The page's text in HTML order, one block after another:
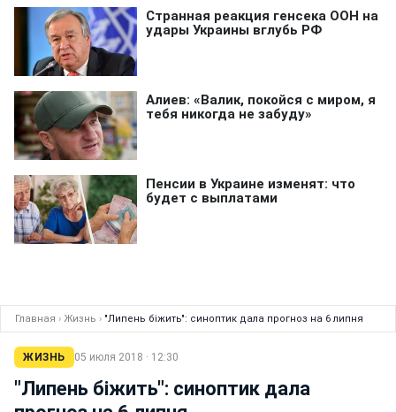
Главная › Жизнь › "Липень біжить": синоптик дала прогноз на 6 липня
ЖИЗНЬ 05 июля 2018 · 12:30
"Липень біжить": синоптик дала